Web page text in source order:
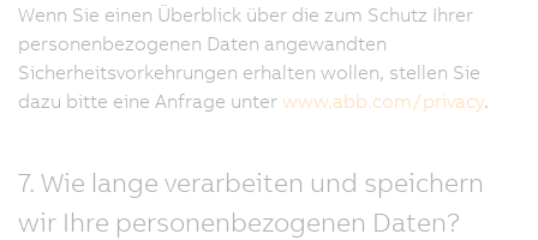
Wenn Sie einen Überblick über die zum Schutz Ihrer
personenbezogenen Daten angewandten
Sicherheitsvorkehrungen erhalten wollen, stellen Sie
dazu bitte eine Anfrage unter www.abb.com/privacy.
7. Wie lange verarbeiten und speichern
wir Ihre personenbezogenen Daten?